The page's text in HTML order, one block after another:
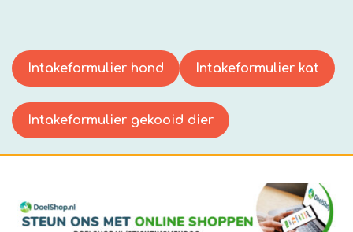
Intakeformulier hond Intakeformulier kat
Intakeformulier gekooid dier